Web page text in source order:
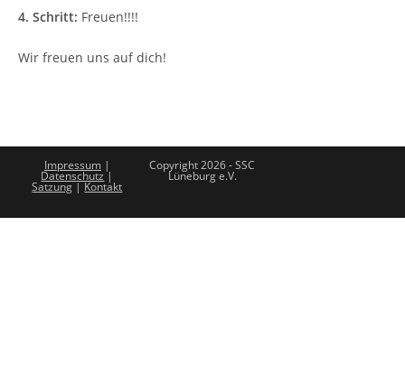
4. Schritt: Freuen!!!!
Wir freuen uns auf dich!
Impressum|
Datenschutz |
Satzung|Kontakt
Copyright 2026 - SSC
Lüneburg e.V.